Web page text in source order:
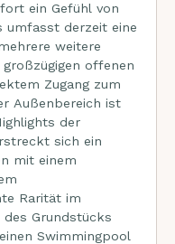
ein Gefühl von
umfasst derzeit eine
weitere
offenen
Zugang zum
der
sich ein
mit einem
Rarität im
des Grundstücks
Swimmingpool